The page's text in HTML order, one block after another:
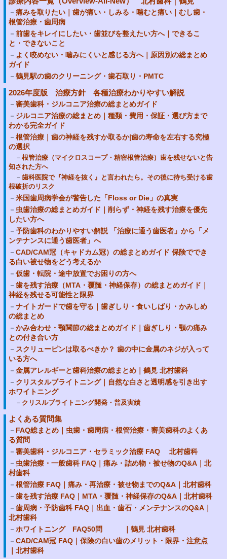
痛みを取りたい｜歯が痛い・しみる・噛むと痛い｜むし歯・
根管治療・歯周病
前歯をキレイにしたい・歯並びを整えたい方へ｜できるこ
と・できないこと
よく咬めない・噛みにくいと感じる方へ｜原因別の総まとめ
ガイド
鶴見駅の歯のクリーニング・歯石取り・PMTC
2026年度版 治療方針 各種治療わかりやすい解説
審美歯科・ジルコニア治療の総まとめガイド
ジルコニア治療の総まとめ｜種類・費用・保証・選び方まで
わかる完全ガイド
根管治療｜歯の神経を残すか取るか|歯の寿命を左右する究極
の選択
根管治療（マイクロスコープ・精密根管治療）歯を残せないと告
知された方へ
歯科医院で『神経を抜く』と言われたら。その後に待ち受ける歯
根破折のリスク
米国歯周病学会が警告した「Floss or Die」の真実
虫歯治療の総まとめガイド｜削らず・神経を残す治療を優先
したい方へ
予防歯科のわかりやすい解説 「治療に通う歯医者」から「メ
ンテナンスに通う歯医者」へ
CAD/CAM冠（キャドカム冠）の総まとめガイド 保険ででき
る白い被せ物をどう考えるか
仮歯・転院・途中放置でお困りの方へ
歯を残す治療（MTA・覆髄・神経保存）の総まとめガイド｜
神経を残せる可能性と限界
ナイトガードで歯を守る｜歯ぎしり・食いしばり・かみしめ
の総まとめ
かみ合わせ・顎関節の総まとめガイド｜歯ぎしり・顎の痛み
との付き合い方
スクリューピンは取るべきか？ 歯の中に金属のネジが入って
いる方へ
金属アレルギーと歯科治療の総まとめ｜鶴見 北村歯科
クリスタルブライトニング｜自然な白さと透明感を引き出す
ホワイトニング
クリスルブライトニング開発・普及実績
よくある質問集
FAQ総まとめ｜虫歯・歯周病・根管治療・審美歯科のよくあ
る質問
審美歯科・ジルコニア・セラミック治療 FAQ 北村歯科
虫歯治療・一般歯科 FAQ｜痛み・詰め物・被せ物のQ&A｜北
村歯科
根管治療 FAQ｜痛み・再治療・被せ物までのQ&A｜北村歯科
歯を残す治療 FAQ｜MTA・覆髄・神経保存のQ&A｜北村歯科
歯周病・予防歯科 FAQ｜出血・歯石・メンテナンスのQ&A｜
北村歯科
ホワイトニング FAQ50問 ｜鶴見 北村歯科
CAD/CAM冠 FAQ｜保険の白い歯のメリット・限界・注意点
｜北村歯科